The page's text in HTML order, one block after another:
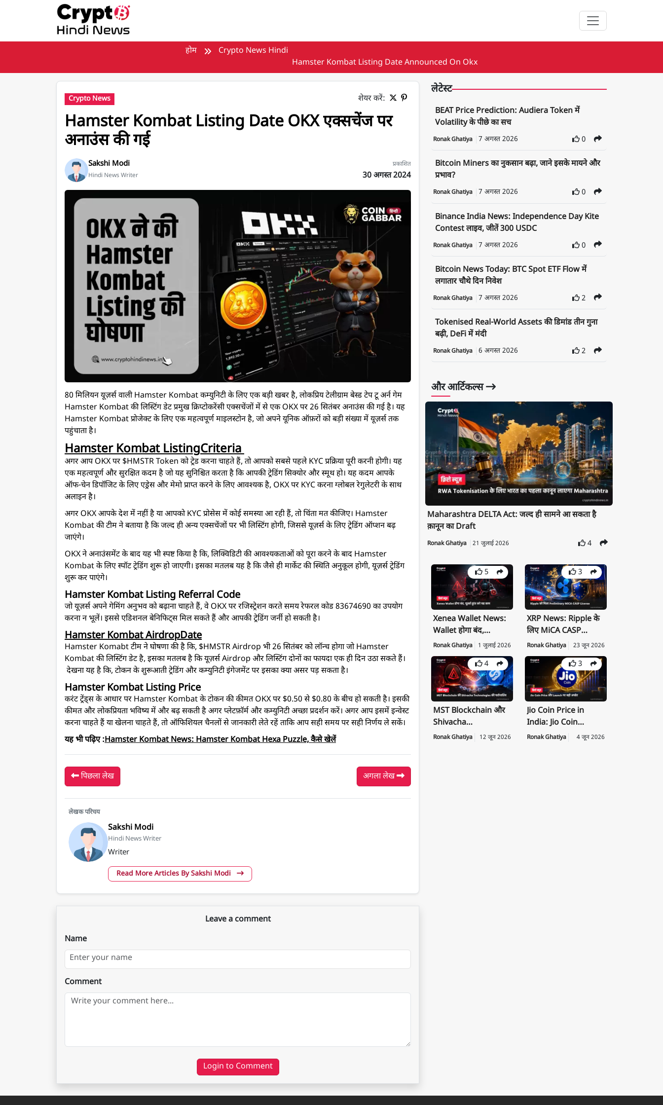
होम
Crypto News Hindi
Hamster Kombat Listing Date Announced On Okx
Crypto News शेयर करें:
Hamster Kombat Listing Date OKX एक्सचेंज पर
अनाउंस की गई
Sakshi Modi
Hindi News Writer
प्रकाशित
30 अगस्त 2024
Hamster Kombat Listing Date OKX एक्सचेंज पर अनाउंस की गई
80 मिलियन यूज़र्स वाली Hamster Kombat कम्युनिटी के लिए एक बड़ी खबर है, लोकप्रिय टेलीग्राम बेस्ड टेप टू अर्न गेम
Hamster Kombat की लिस्टिंग डेट प्रमुख क्रिप्टोकरेंसी एक्सचेंजों में से एक OKX पर 26 सितंबर अनाउंस की गई है। यह
Hamster Kombat प्रोजेक्ट के लिए एक महत्वपूर्ण माइलस्टोन है, जो अपने यूनिक ऑफ़रों को बड़ी संख्या में यूज़र्स तक
पहुंचाता है।
Hamster Kombat ListingCriteria
अगर आप OKX पर $HMSTR Token को ट्रेड करना चाहते हैं, तो आपको सबसे पहले KYC प्रक्रिया पूरी करनी होगी। यह
एक महत्वपूर्ण और सुरक्षित कदम है जो यह सुनिश्चित करता है कि आपकी ट्रेडिंग सिक्योर और स्मूथ हो। यह कदम आपके
ऑफ-चेन डिपॉजिट के लिए एड्रेस और मेमो प्राप्त करने के लिए आवश्यक है, OKX पर KYC करना ग्लोबल रेगुलेटरी के साथ
अलाइन है।
अगर OKX आपके देश में नहीं है या आपको KYC प्रोसेस में कोई समस्या आ रही हैं, तो चिंता मत कीजिए। Hamster
Kombat की टीम ने बताया है कि जल्द ही अन्य एक्सचेंजों पर भी लिस्टिंग होगी, जिससे यूज़र्स के लिए ट्रेडिंग ऑप्शन बढ़
जाएंगे।
OKX ने अनाउंसमेंट के बाद यह भी स्पष्ट किया है कि, लिक्विडिटी की आवश्यकताओं को पूरा करने के बाद Hamster
Kombat के लिए स्पॉट ट्रेडिंग शुरू हो जाएगी। इसका मतलब यह है कि जैसे ही मार्केट की स्थिति अनुकूल होगी, यूज़र्स ट्रेडिंग
शुरू कर पाएंगे।
Hamster Kombat Listing Referral Code
जो यूज़र्स अपने गेमिंग अनुभव को बढ़ाना चाहते हैं, वे OKX पर रजिस्ट्रेशन करते समय रेफरल कोड 83674690 का उपयोग
करना न भूलें। इससे एडिशनल बेनिफिट्स मिल सकते हैं और आपकी ट्रेडिंग जर्नी हो सकती है।
Hamster Kombat AirdropDate
Hamster Komabt टीम ने घोषणा की है कि, $HMSTR Airdrop भी 26 सितंबर को लॉन्च होगा जो Hamster
Kombat की लिस्टिंग डेट है, इसका मतलब है कि यूज़र्स Airdrop और लिस्टिंग दोनों का फायदा एक ही दिन उठा सकते हैं।
देखना यह है कि, टोकन के शुरूआती ट्रेडिंग और कम्युनिटी इंगेजमेंट पर इसका क्या असर पड़ सकता है।
Hamster Kombat Listing Price
करंट ट्रेंड्स के आधार पर Hamster Kombat के टोकन की कीमत OKX पर $0.50 से $0.80 के बीच हो सकती है। इसकी
कीमत और लोकप्रियता भविष्य में और बढ़ सकती है अगर प्लेटफ़ॉर्म और कम्युनिटी अच्छा प्रदर्शन करें। अगर आप इसमें इन्वेस्ट
करना चाहते हैं या खेलना चाहते हैं, तो ऑफिशियल चैनलों से जानकारी लेते रहें ताकि आप सही समय पर सही निर्णय ले सकें।
यह भी पढ़िए :Hamster Kombat News: Hamster Kombat Hexa Puzzle, कैसे खेलें
पिछला लेख अगला लेख
लेखक परिचय
Sakshi Modi
Hindi News Writer
Writer
Read More Articles By Sakshi Modi
Leave a comment
Name
Comment
Login to Comment
लेटेस्ट
BEAT Price Prediction: Audiera Token में
Volatility के पीछे का सच
Ronak Ghatiya 7 अगस्त 2026 0
Bitcoin Miners का नुकसान बढ़ा, जाने इसके मायने और
प्रभाव?
Ronak Ghatiya 7 अगस्त 2026 0
Binance India News: Independence Day Kite
Contest लाइव, जीतें 300 USDC
Ronak Ghatiya 7 अगस्त 2026 0
Bitcoin News Today: BTC Spot ETF Flow में
लगातार चौथे दिन निवेश
Ronak Ghatiya 7 अगस्त 2026 2
Tokenised Real-World Assets की डिमांड तीन गुना
बढ़ी, DeFi में मंदी
Ronak Ghatiya 6 अगस्त 2026 2
और आर्टिकल्स
Maharashtra DELTA Act: जल्द ही सामने आ सकता है
क़ानून का Draft
Ronak Ghatiya 21 जुलाई 2026 4
5
Xenea Wallet News:
Wallet होगा बंद,
Private Key तुरंत करें
Export
Ronak Ghatiya 1 जुलाई 2026
3
XRP News: Ripple के
लिए MiCA CASP
License क्यों है बड़ी
उपलब्धि
Ronak Ghatiya 23 जून 2026
4
MST Blockchain और
Shivacha
Technologies के बीच
Ronak Ghatiya 12 जून 2026
3
Jio Coin Price in
India: Jio Coin
Launch Date, Price
Ronak Ghatiya 4 जून 2026